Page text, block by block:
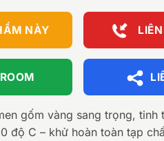
NÀY
gốm vàng sang trọng,
độ C – khử hoàn toàn tạp